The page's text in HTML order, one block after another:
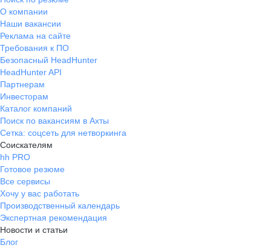
О компании
Наши вакансии
Реклама на сайте
Требования к ПО
Безопасный HeadHunter
HeadHunter API
Партнерам
Инвесторам
Каталог компаний
Поиск по вакансиям в Ахты
Сетка: соцсеть для нетворкинга
Соискателям
hh PRO
Готовое резюме
Все сервисы
Хочу у вас работать
Производственный календарь
Экспертная рекомендация
Новости и статьи
Блог